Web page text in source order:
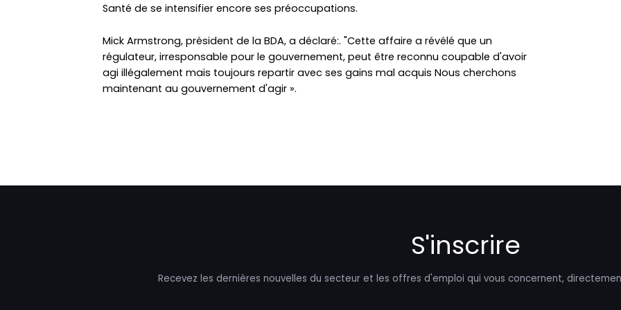
Santé de se intensifier encore ses préoccupations.
Mick Armstrong, président de la BDA, a déclaré:. "Cette affaire a révélé que un
régulateur, irresponsable pour le gouvernement, peut être reconnu coupable d'avoir
agi illégalement mais toujours repartir avec ses gains mal acquis Nous cherchons
maintenant au gouvernement d'agir ».
S'inscrire
Recevez les dernières nouvelles du secteur et les offres d'emploi qui vous concernent,